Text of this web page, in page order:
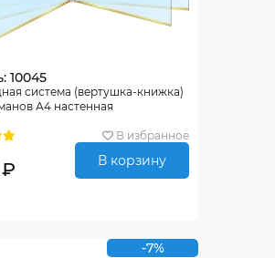
10045
система (вертушка-книжка)
А4 настенная
В избранное
₽ В корзину
-7%